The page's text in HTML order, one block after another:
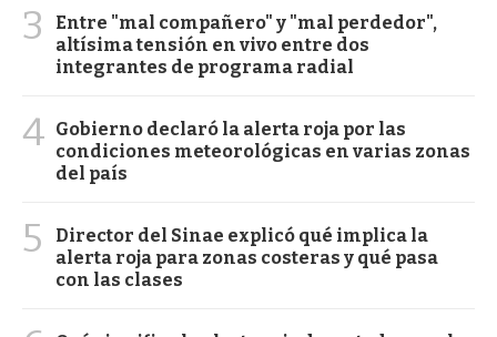
3
Entre "mal compañero" y "mal perdedor",
altísima tensión en vivo entre dos
integrantes de programa radial
4 Gobierno declaró la alerta roja por las
condiciones meteorológicas en varias zonas
del país
5
Director del Sinae explicó qué implica la
alerta roja para zonas costeras y qué pasa
con las clases